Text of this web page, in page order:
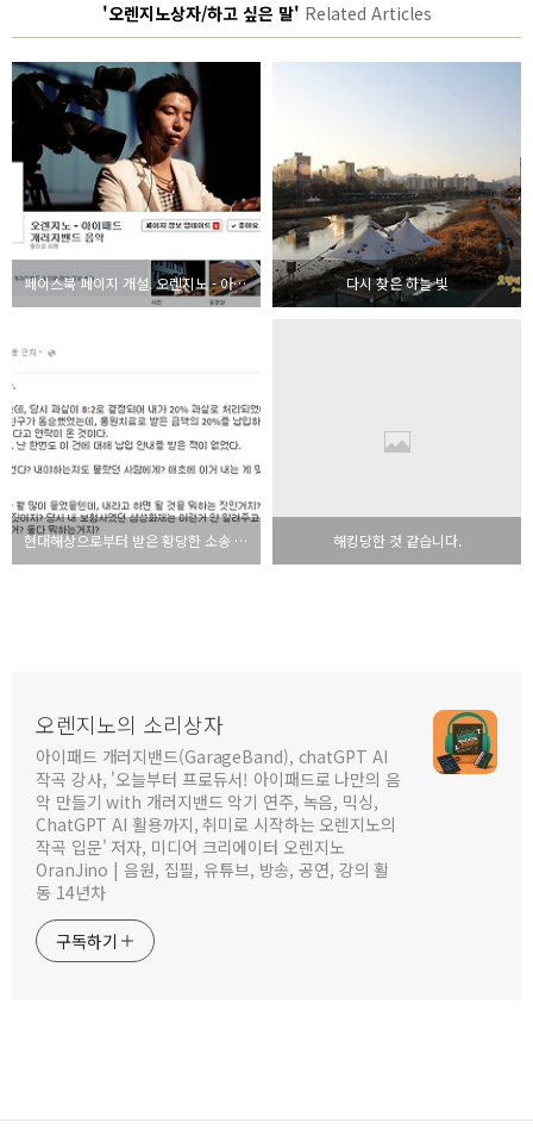
'오렌지노상자/하고 싶은 말' Related Articles
페이스북 페이지 개설. 오렌지노 - 아이패드 개러지밴드 음악 다시 찾은 하늘 빛
현대해상으로부터 받은 황당한 소송 사건 해킹당한 것 같습니다.
오렌지노의 소리상자
아이패드 개러지밴드(GarageBand), chatGPT AI
작곡 강사, '오늘부터 프로듀서! 아이패드로 나만의 음
악 만들기 with 개러지밴드 악기 연주, 녹음, 믹싱,
ChatGPT AI 활용까지, 취미로 시작하는 오렌지노의
작곡 입문' 저자, 미디어 크리에이터 오렌지노
OranJino | 음원, 집필, 유튜브, 방송, 공연, 강의 활
동 14년차
구독하기